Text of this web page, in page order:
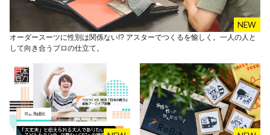
オーダースーツに性別は関係ない!? アスターでつくるを愉しく。一人の人と
して向き合うプロの仕立て。